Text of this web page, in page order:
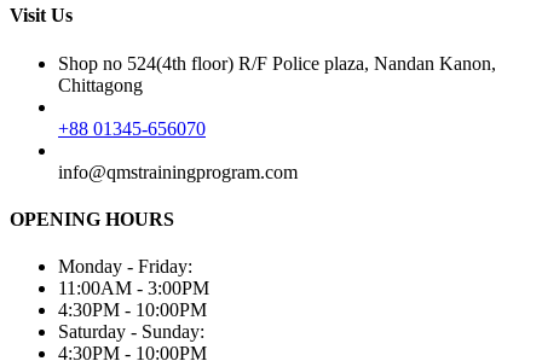
Visit Us
Shop no 524(4th floor) R/F Police plaza, Nandan Kanon,
Chittagong
+88 01345-656070
info@qmstrainingprogram.com
OPENING HOURS
Monday - Friday:
11:00AM - 3:00PM
4:30PM - 10:00PM
Saturday - Sunday:
4:30PM - 10:00PM